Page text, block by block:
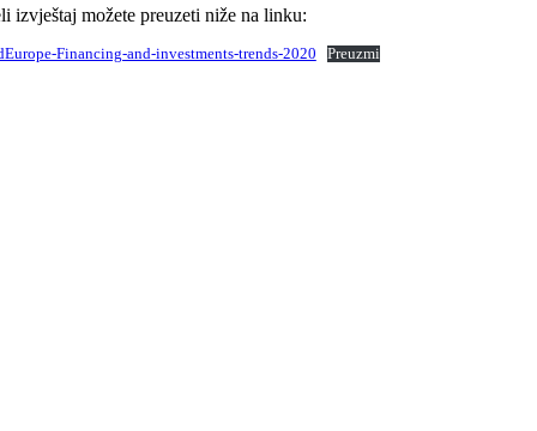
izvještaj možete preuzeti niže na linku:
Financing-and-investments-trends-2020 Preuzmi